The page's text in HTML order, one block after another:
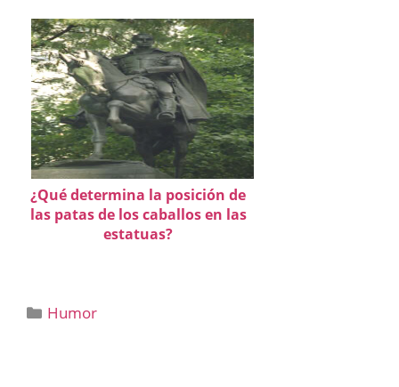
¿Qué determina la posición de
las patas de los caballos en las
estatuas?
Categorías
Humor